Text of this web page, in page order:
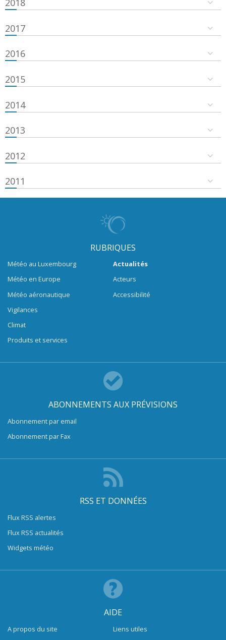
2018
2017
2016
2015
2014
2013
2012
2011
RUBRIQUES
Météo au Luxembourg
Météo en Europe
Météo aéronautique
Vigilances
Climat
Produits et services
Actualités
Acteurs
Accessibilité
ABONNEMENTS AUX PRÉVISIONS
Abonnement par email
Abonnement par Fax
RSS ET DONNÉES
Flux RSS alertes
Flux RSS actualités
Widgets météo
AIDE
A propos du site
Liens utiles